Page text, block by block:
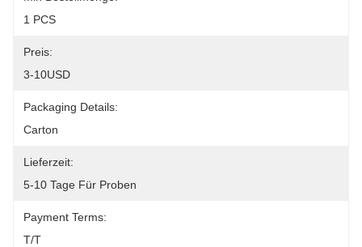
1 PCS
Preis:
3-10USD
Packaging Details:
Carton
Lieferzeit:
5-10 Tage Für Proben
Payment Terms:
T/T